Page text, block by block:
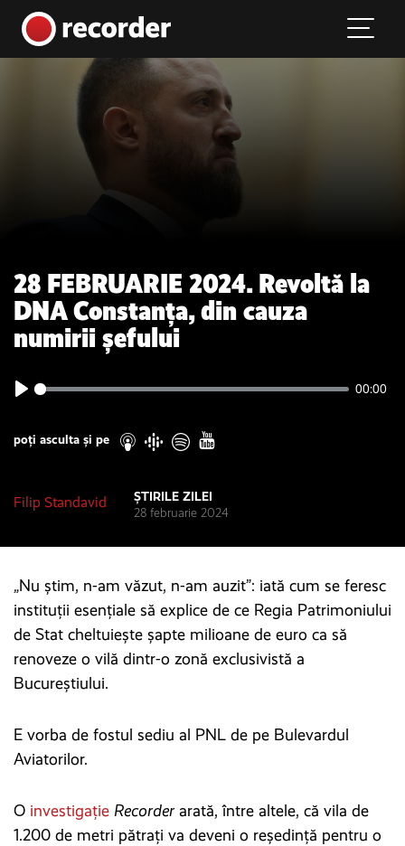
Skip to content
Main Navigation
28 FEBRUARIE 2024. Revoltă la
DNA Constanța, din cauza
numirii șefului
00:00
poți asculta și pe
Filip Standavid
ȘTIRILE ZILEI
28 februarie 2024
„Nu știm, n-am văzut, n-am auzit”: iată cum se feresc
instituții esențiale să explice de ce Regia Patrimoniului
de Stat cheltuiește șapte milioane de euro ca să
renoveze o vilă dintr-o zonă exclusivistă a
Bucureștiului.
E vorba de fostul sediu al PNL de pe Bulevardul
Aviatorilor.
O investigație Recorderarată, între altele, că vila de
1.200 de metri pătrați va deveni o reședință pentru o